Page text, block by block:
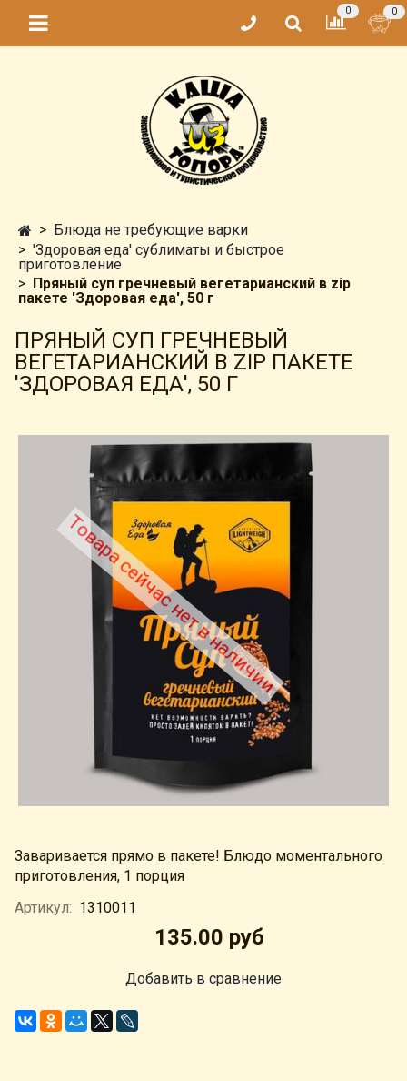
0 0
Блюда не требующие варки
'Здоровая еда' сублиматы и быстрое
приготовление
Пряный суп гречневый вегетарианский в zip
пакете 'Здоровая еда', 50 г
ПРЯНЫЙ СУП ГРЕЧНЕВЫЙ
ВЕГЕТАРИАНСКИЙ В ZIP ПАКЕТЕ
'ЗДОРОВАЯ ЕДА', 50 Г
Товара сейчас нет в наличии
Заваривается прямо в пакете! Блюдо моментального
приготовления, 1 порция
Артикул: 1310011
135.00 руб
Добавить в сравнение